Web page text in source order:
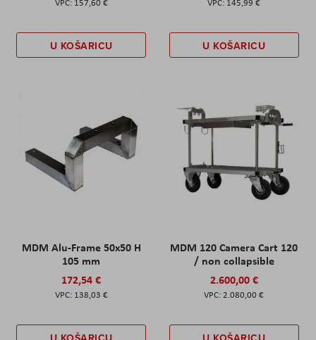
157,60 €
U KOŠARICU
145,99 €
U KOŠARICU
MDM Alu-Frame 50x50 H
105 mm
172,54 €
138,03 €
MDM 120 Camera Cart 120
/ non collapsible
2.600,00 €
2.080,00 €